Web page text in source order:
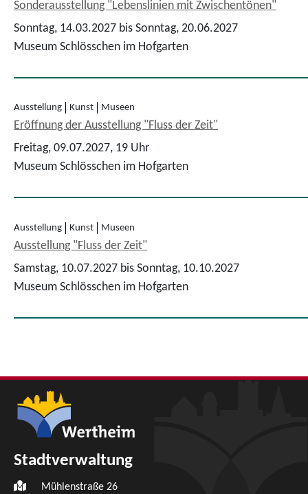
Sonderausstellung "Lebenslinien mit Zwischentönen"
Sonntag, 14.03.2027 bis Sonntag, 20.06.2027
Museum Schlösschen im Hofgarten
Ausstellung Kunst Museen
Eröffnung der Ausstellung "Fluss der Zeit"
Freitag, 09.07.2027, 19 Uhr
Museum Schlösschen im Hofgarten
Ausstellung Kunst Museen
Ausstellung "Fluss der Zeit"
Samstag, 10.07.2027 bis Sonntag, 10.10.2027
Museum Schlösschen im Hofgarten
Stadtverwaltung
Mühlenstraße 26